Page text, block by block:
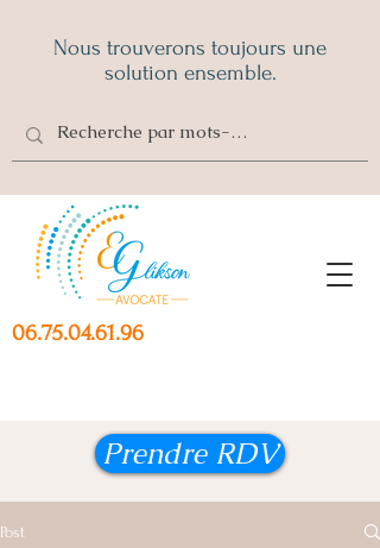
06.75.04.61.96
Nous trouverons toujours une
solution ensemble.
Prendre RDV
Post